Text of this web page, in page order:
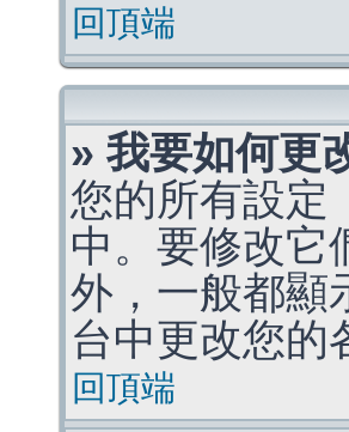
回頂端
» 我要如何更
您的所有設定
中。要修改它
外，一般都顯
台中更改您的
回頂端